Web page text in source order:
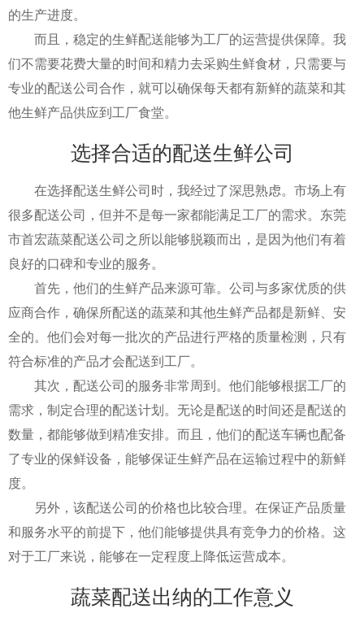
的生产进度。
而且，稳定的生鲜配送能够为工厂的运营提供保障。我
们不需要花费大量的时间和精力去采购生鲜食材，只需要与
专业的配送公司合作，就可以确保每天都有新鲜的蔬菜和其
他生鲜产品供应到工厂食堂。
选择合适的配送生鲜公司
在选择配送生鲜公司时，我经过了深思熟虑。市场上有
很多配送公司，但并不是每一家都能满足工厂的需求。东莞
市首宏蔬菜配送公司之所以能够脱颖而出，是因为他们有着
良好的口碑和专业的服务。
首先，他们的生鲜产品来源可靠。公司与多家优质的供
应商合作，确保所配送的蔬菜和其他生鲜产品都是新鲜、安
全的。他们会对每一批次的产品进行严格的质量检测，只有
符合标准的产品才会配送到工厂。
其次，配送公司的服务非常周到。他们能够根据工厂的
需求，制定合理的配送计划。无论是配送的时间还是配送的
数量，都能够做到精准安排。而且，他们的配送车辆也配备
了专业的保鲜设备，能够保证生鲜产品在运输过程中的新鲜
度。
另外，该配送公司的价格也比较合理。在保证产品质量
和服务水平的前提下，他们能够提供具有竞争力的价格。这
对于工厂来说，能够在一定程度上降低运营成本。
蔬菜配送出纳的工作意义